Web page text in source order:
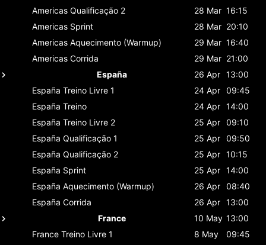
Americas Qualificação 2 28 Mar 16:15
Americas Sprint 28 Mar 20:10
Americas Aquecimento (Warmup) 29 Mar 16:40
Americas Corrida 29 Mar 21:00
España
26 Apr 13:00
España Treino Livre 1 24 Apr 09:45
España Treino 24 Apr 14:00
España Treino Livre 2 25 Apr 09:10
España Qualificação 1 25 Apr 09:50
España Qualificação 2 25 Apr 10:15
España Sprint 25 Apr 14:00
España Aquecimento (Warmup) 26 Apr 08:40
España Corrida 26 Apr 13:00
France
10 May 13:00
France Treino Livre 1 8 May
09:45